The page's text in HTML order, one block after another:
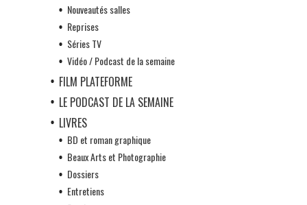
Nouveautés salles
Reprises
Séries TV
Vidéo / Podcast de la semaine
FILM PLATEFORME
LE PODCAST DE LA SEMAINE
LIVRES
BD et roman graphique
Beaux Arts et Photographie
Dossiers
Entretiens